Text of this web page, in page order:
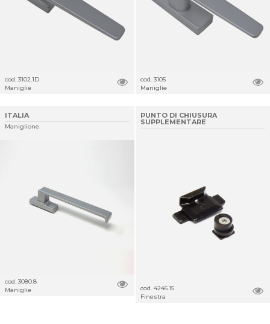
cod. 3102.1D
Maniglie
cod. 3105
Maniglie
ITALIA
Maniglione
cod. 3080.8
Maniglie
PUNTO DI CHIUSURA
SUPPLEMENTARE
cod. 4246.15
Finestra